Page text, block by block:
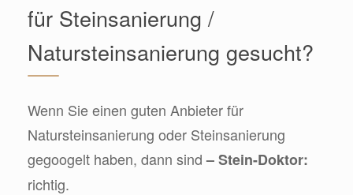
für Steinsanierung /
Natursteinsanierung gesucht?
Wenn Sie einen guten Anbieter für
Natursteinsanierung oder Steinsanierung
gegoogelt haben, dann sind– Stein-Doktor:
richtig.